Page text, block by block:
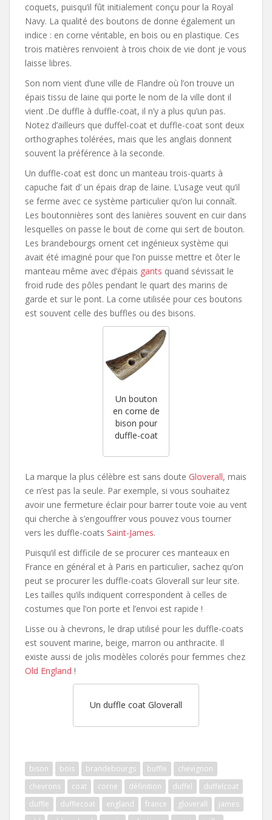
coquets, puisqu’il fût initialement conçu pour la Royal
Navy. La qualité des boutons de donne également un
indice : en corne véritable, en bois ou en plastique. Ces
trois matières renvoient à trois choix de vie dont je vous
laisse libres.
Son nom vient d’une ville de Flandre où l’on trouve un
épais tissu de laine qui porte le nom de la ville dont il
vient .De duffle à duffle-coat, il n’y a plus qu’un pas.
Notez d’ailleurs que duffel-coat et duffle-coat sont deux
orthographes tolérées, mais que les anglais donnent
souvent la préférence à la seconde.
Un duffle-coat est donc un manteau trois-quarts à
capuche fait d’ un épais drap de laine. L’usage veut qu’il
se ferme avec ce système particulier qu’on lui connaît.
Les boutonnières sont des lanières souvent en cuir dans
lesquelles on passe le bout de corne qui sert de bouton.
Les brandebourgs ornent cet ingénieux système qui
avait été imaginé pour que l’on puisse mettre et ôter le
manteau même avec d’épais gants quand sévissait le
froid rude des pôles pendant le quart des marins de
garde et sur le pont. La corne utilisée pour ces boutons
est souvent celle des buffles ou des bisons.
Un bouton
en corne de
bison pour
duffle-coat
La marque la plus célèbre est sans doute Gloverall, mais
ce n’est pas la seule. Par exemple, si vous souhaitez
avoir une fermeture éclair pour barrer toute voie au vent
qui cherche à s’engouffrer vous pouvez vous tourner
vers les duffle-coats Saint-James.
Puisqu’il est difficile de se procurer ces manteaux en
France en général et à Paris en particulier, sachez qu’on
peut se procurer les duffle-coats Gloverall sur leur site.
Les tailles qu’ils indiquent correspondent à celles de
costumes que l’on porte et l’envoi est rapide !
Lisse ou à chevrons, le drap utilisé pour les duffle-coats
est souvent marine, beige, marron ou anthracite. Il
existe aussi de jolis modèles colorés pour femmes chez
Old England !
Un duffle coat Gloverall
bison bois brandebourgs buffle
chevignon
chevrons
coat corne définition duffel
duffelcoat
duffle
dufflecoat england france gloverall
james